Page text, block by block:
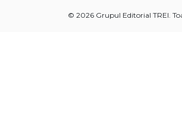
© 2026 Grupul Editorial TREI.